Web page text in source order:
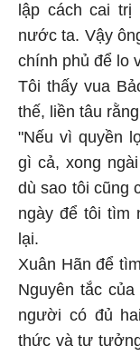
lập cách cai
nước ta. Vậy
chính phủ để lo
Tôi thấy vua
thế, liền tâu
"Nếu vì quyền
gì cả, xong
dù sao tôi cũng
ngày để tôi tìm
lại.
Xuân Hãn để
Nguyên tắc
người có đủ
thức và tư